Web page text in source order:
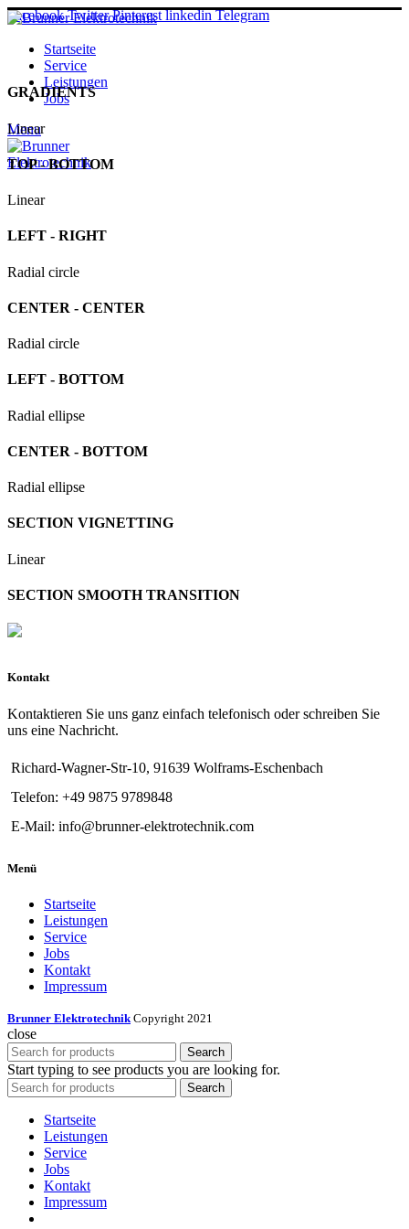
Facebook Twitter Pinterest linkedin Telegram
Startseite
Service
Leistungen
Jobs
Menu
GRADIENTS
Linear
TOP - BOTTOM
Linear
LEFT - RIGHT
Radial circle
CENTER - CENTER
Radial circle
LEFT - BOTTOM
Radial ellipse
CENTER - BOTTOM
Radial ellipse
SECTION VIGNETTING
Linear
SECTION SMOOTH TRANSITION
Kontakt
Kontaktieren Sie uns ganz einfach telefonisch oder schreiben Sie
uns eine Nachricht.
Richard-Wagner-Str-10, 91639 Wolframs-Eschenbach
Telefon: +49 9875 9789848
E-Mail: info@brunner-elektrotechnik.com
Menü
Startseite
Leistungen
Service
Jobs
Kontakt
Impressum
Brunner Elektrotechnik Copyright 2021
close
Search
Start typing to see products you are looking for.
Search
Startseite
Leistungen
Service
Jobs
Kontakt
Impressum